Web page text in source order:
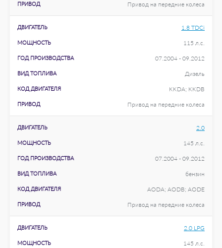
ПРИВОД Привод на передние колеса
ДВИГАТЕЛЬ 1.8 TDCi
МОЩНОСТЬ 115 л.с.
ГОД ПРОИЗВОДСТВА 07.2004 - 09.2012
ВИД ТОПЛИВА Дизель
КОД ДВИГАТЕЛЯ KKDA; KKDB
ПРИВОД Привод на передние колеса
ДВИГАТЕЛЬ 2.0
МОЩНОСТЬ 145 л.с.
ГОД ПРОИЗВОДСТВА 07.2004 - 09.2012
ВИД ТОПЛИВА бензин
КОД ДВИГАТЕЛЯ AODA; AODB; AODE
ПРИВОД Привод на передние колеса
ДВИГАТЕЛЬ 2.0 LPG
МОЩНОСТЬ 145 л.с.